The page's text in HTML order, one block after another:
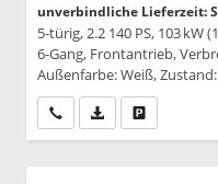
unverbindliche Lieferzeit:
5-türig, 2.2 140 PS, 103 kW
6-Gang, Frontantrieb,
Außenfarbe: Weiß,
Wir rufen Sie an
PDF-Datei,